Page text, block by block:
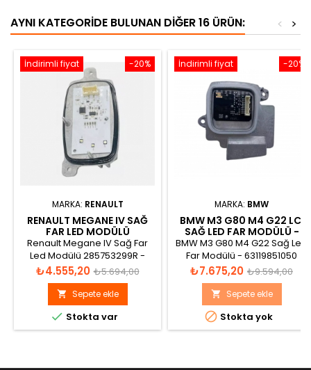
AYNI KATEGORIDE BULUNAN DIĞER 16 ÜRÜN: >
<
-20%
İndirimli fiyat
MARKA: RENAULT
RENAULT MEGANE IV SAĞ
FAR LED MODÜLÜ
285753299R
Renault Megane IV Sağ Far
Led Modülü 285753299R -
Valeo DRL 285753299R
Fiyat
₺4.555,20 Normal
fiyat
₺5.694,00
 Sepete ekle
 Stokta var
-20%
İndirimli fiyat
MARKA: BMW
BMW M3 G80 M4 G22 LCI
SAĞ LED FAR MODÜLÜ -
63119851050
BMW M3 G80 M4 G22 Sağ Led
Far Modülü - 63119851050
Fiyat
₺7.675,20 Normal
fiyat
₺9.594,00
 Sepete ekle
 Stokta yok